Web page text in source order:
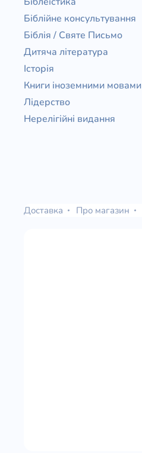
Біблійне консультування
Біблія / Святе Письмо
Дитяча література
Історія
Книги іноземними мовами
Лідерство
Нерелігійні видання
Доставка Про магазин